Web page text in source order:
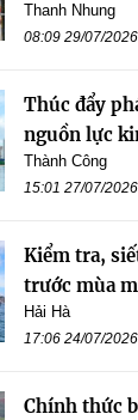
Thanh Nhung
08:09 29/07/2026
Thúc đẩy
nguồn lực
Thành Công
15:01 27/07/2026
Kiểm tra,
trước mùa
Hải Hà
17:06 24/07/2026
Chính thức